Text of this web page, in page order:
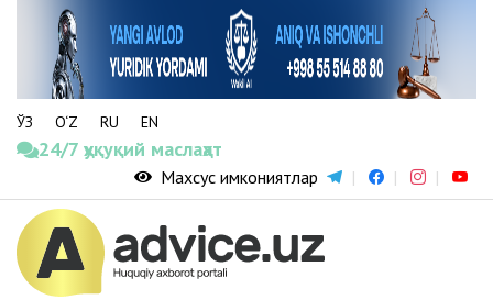
ЎЗ O‘Z RU EN
24/7 ҳуқуқий маслаҳат
Махсус имкониятлар